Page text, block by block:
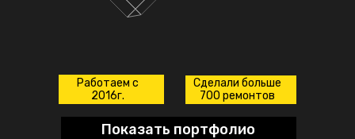
Показать портфолио
Работаем с
2016г.
Сделали больше
700 ремонтов